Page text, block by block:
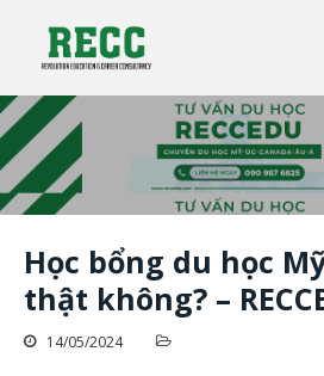
Tư vấn Du
Úc, Mỹ,
tín tại Việt
Công ty tư vấn du
kinh nghiệm
quốc gia trên thế
Học bổng du học
thật không? –
14/05/2024